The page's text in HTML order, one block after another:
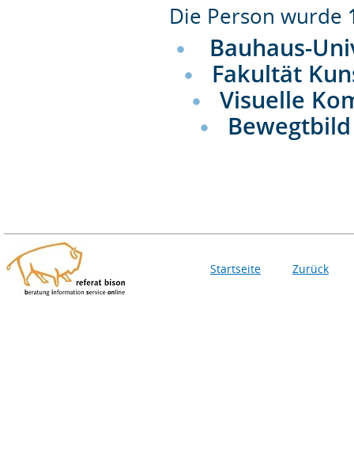
Die Person wurde
Bauhaus-
Fakultät
Visuelle
Startseite Zurück